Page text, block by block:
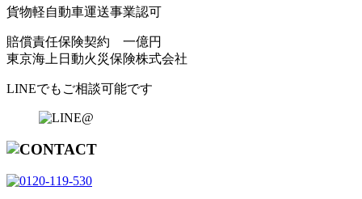
貨物軽自動車運送事業認可
賠償責任保険契約 一億円
東京海上日動火災保険株式会社
LINEでもご相談可能です